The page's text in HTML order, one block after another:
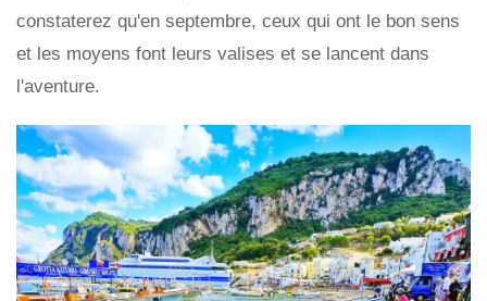
constaterez qu'en septembre, ceux qui ont le bon sens
et les moyens font leurs valises et se lancent dans
l'aventure.